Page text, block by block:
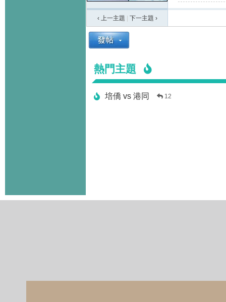
‹ 上一主題 下一主題 ›
熱門主題
培僑 vs 港同 12